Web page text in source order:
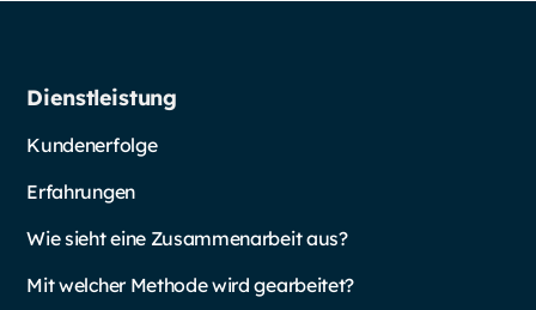
Dienstleistung
Kundenerfolge
Erfahrungen
Wie sieht eine Zusammenarbeit aus?
Mit welcher Methode wird gearbeitet?